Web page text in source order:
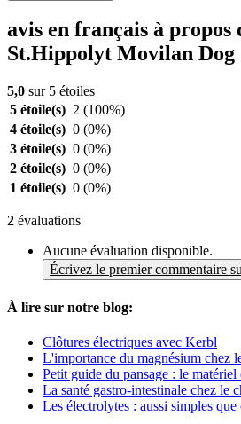
avis en français à
St.Hippolyt Movilan Dog
5,0 sur 5 étoiles
5 étoile(s) 2 (100%)
4 étoile(s) 0 (0%)
3 étoile(s) 0 (0%)
2 étoile(s) 0 (0%)
1 étoile(s) 0 (0%)
2 évaluations
Aucune évaluation disponible.
Écrivez le premier commentaire
À lire sur notre blog:
Clôtures électriques avec Kerbl
L'importance du magnésium chez
Petit guide du pansage : le matériel
La santé gastro-intestinale chez le
Les électrolytes : aussi simples que